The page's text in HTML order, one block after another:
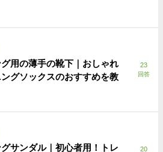
用の薄手の靴下｜おしゃれ
グソックスのおすすめを教
23
回答
サンダル｜初心者用！トレ
20